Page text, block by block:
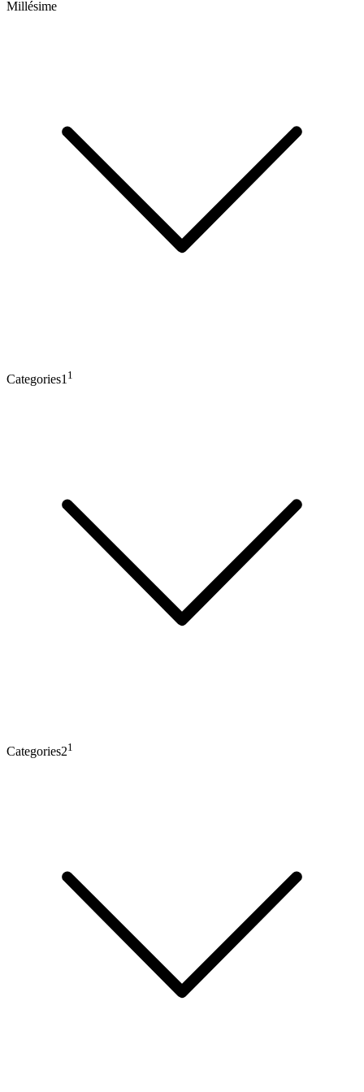
Millésime
Categories1 1
Categories21